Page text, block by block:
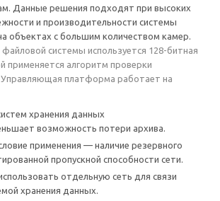
Данные решения подходят при высоких
и производительности системы
объектах с большим количеством камер.
системы используется 128-битная
применяется алгоритм проверки
Управляющая платформа работает на
хранения данных
возможность потери архива.
применения — наличие резервного
пропускной способности сети.
отдельную сеть для связи
хранения данных.